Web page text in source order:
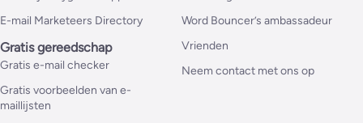
E-mail Marketeers Directory
Gratis gereedschap
Gratis e-mail checker
Gratis voorbeelden van e-
maillijsten
Word Bouncer’s ambassadeur
Vrienden
Neem contact met ons op